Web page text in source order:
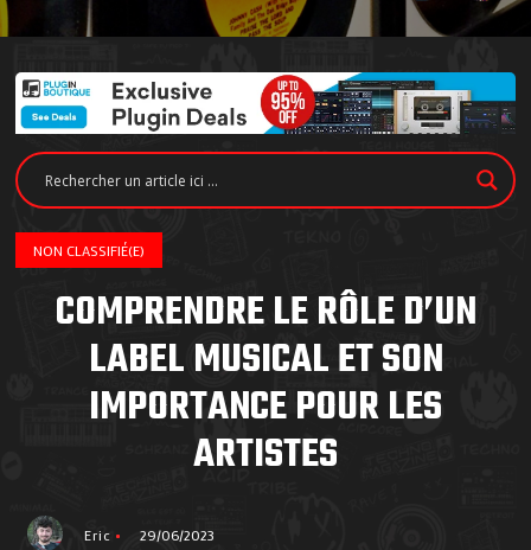
NON CLASSIFIÉ(E)
COMPRENDRE LE RÔLE D’UN
LABEL MUSICAL ET SON
IMPORTANCE POUR LES
ARTISTES
Eric 29/06/2023